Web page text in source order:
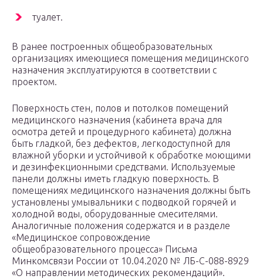
туалет.
В ранее построенных общеобразовательных
организациях имеющиеся помещения медицинского
назначения эксплуатируются в соответствии с
проектом.
Поверхность стен, полов и потолков помещений
медицинского назначения (кабинета врача для
осмотра детей и процедурного кабинета) должна
быть гладкой, без дефектов, легкодоступной для
влажной уборки и устойчивой к обработке моющими
и дезинфекционными средствами. Используемые
панели должны иметь гладкую поверхность. В
помещениях медицинского назначения должны быть
установлены умывальники с подводкой горячей и
холодной воды, оборудованные смесителями.
Аналогичные положения содержатся и в разделе
«Медицинское сопровождение
общеобразовательного процесса» Письма
Минкомсвязи России от 10.04.2020 № ЛБ-С-088-8929
«О направлении методических рекомендаций».